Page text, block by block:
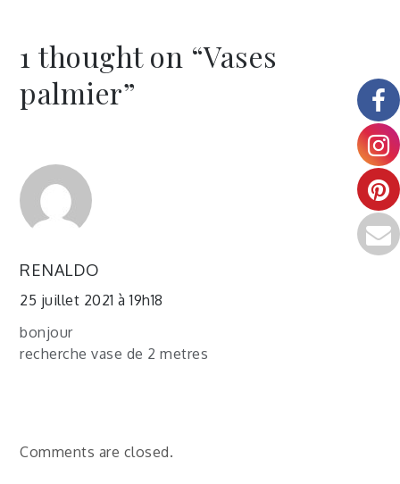
1 thought on “Vases
palmier”
RENALDO
25 juillet 2021 à 19h18
bonjour
recherche vase de 2 metres
Comments are closed.